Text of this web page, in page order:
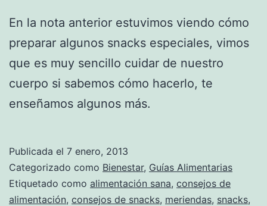
En la nota anterior estuvimos viendo cómo
preparar algunos snacks especiales, vimos
que es muy sencillo cuidar de nuestro
cuerpo si sabemos cómo hacerlo, te
enseñamos algunos más.
Publicada el 7 enero, 2013
Categorizado como Bienestar, Guías Alimentarias
Etiquetado como alimentación sana, consejos de
alimentación, consejos de snacks, meriendas, snacks,